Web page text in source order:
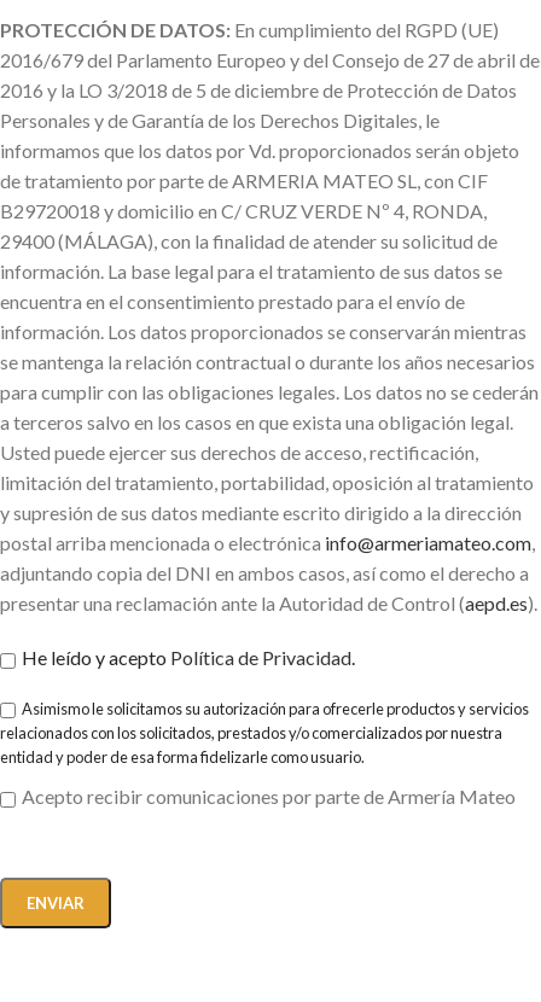
PROTECCIÓN DE DATOS: En cumplimiento del RGPD (UE)
2016/679 del Parlamento Europeo y del Consejo de 27 de abril de
2016 y la LO 3/2018 de 5 de diciembre de Protección de Datos
Personales y de Garantía de los Derechos Digitales, le
informamos que los datos por Vd. proporcionados serán objeto
de tratamiento por parte de ARMERIA MATEO SL, con CIF
B29720018 y domicilio en C/ CRUZ VERDE Nº 4, RONDA,
29400 (MÁLAGA), con la finalidad de atender su solicitud de
información. La base legal para el tratamiento de sus datos se
encuentra en el consentimiento prestado para el envío de
información. Los datos proporcionados se conservarán mientras
se mantenga la relación contractual o durante los años necesarios
para cumplir con las obligaciones legales. Los datos no se cederán
a terceros salvo en los casos en que exista una obligación legal.
Usted puede ejercer sus derechos de acceso, rectificación,
limitación del tratamiento, portabilidad, oposición al tratamiento
y supresión de sus datos mediante escrito dirigido a la dirección
postal arriba mencionada o electrónica info@armeriamateo.com,
adjuntando copia del DNI en ambos casos, así como el derecho a
presentar una reclamación ante la Autoridad de Control (aepd.es).
He leído y acepto Política de Privacidad.
Asimismo le solicitamos su autorización para ofrecerle productos y servicios
relacionados con los solicitados, prestados y/o comercializados por nuestra
entidad y poder de esa forma fidelizarle como usuario.
Acepto recibir comunicaciones por parte de Armería Mateo